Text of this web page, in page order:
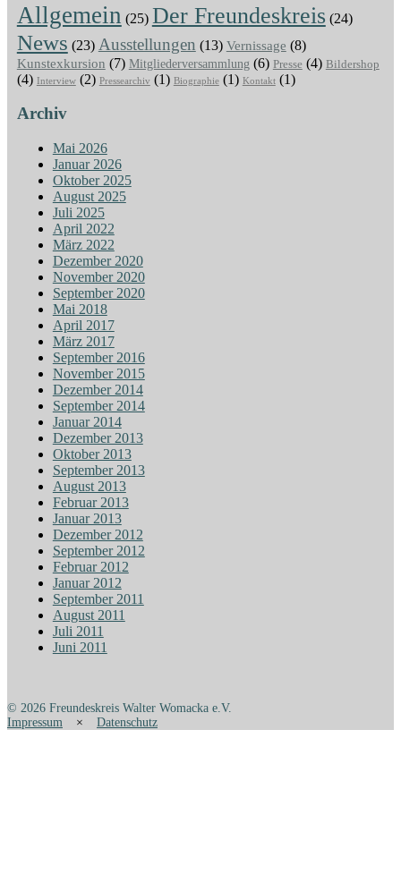
Allgemein (25) Der Freundeskreis (24)
News (23) Ausstellungen (13) Vernissage (8)
Kunstexkursion (7) Mitgliederversammlung (6) Presse (4) Bildershop
(4) Interview(2) Pressearchiv (1) Biographie(1) Kontakt(1)
Archiv
Mai 2026
Januar 2026
Oktober 2025
August 2025
Juli 2025
April 2022
März 2022
Dezember 2020
November 2020
September 2020
Mai 2018
April 2017
März 2017
September 2016
November 2015
Dezember 2014
September 2014
Januar 2014
Dezember 2013
Oktober 2013
September 2013
August 2013
Februar 2013
Januar 2013
Dezember 2012
September 2012
Februar 2012
Januar 2012
September 2011
August 2011
Juli 2011
Juni 2011
© 2026 Freundeskreis Walter Womacka e.V.
Impressum × Datenschutz